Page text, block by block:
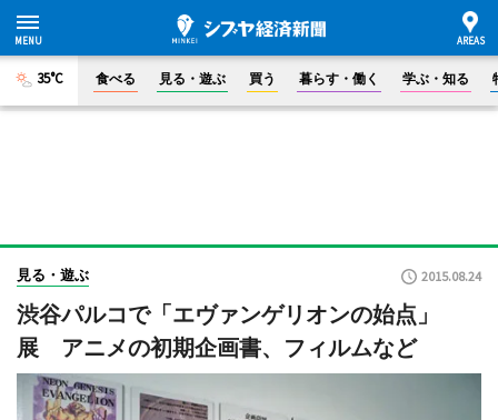
35°C 食べる 見る・遊ぶ 買う 暮らす・働く 学ぶ・知る
見る・遊ぶ 2015.08.24
渋谷パルコで「エヴァンゲリオンの始点」
展 アニメの初期企画書、フィルムなど